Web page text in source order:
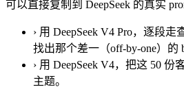
可以直接复制到 DeepSeek 的真实
› 用 DeepSeek V4 Pro，逐段走
找出那个差一（off-by-one）的
› 用 DeepSeek V4，把这 50 份
主题。